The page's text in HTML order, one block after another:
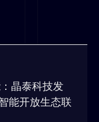
晶泰科技发
能开放生态联